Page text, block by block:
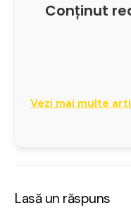
Conținut
Vezi mai multe
Lasă un răspuns